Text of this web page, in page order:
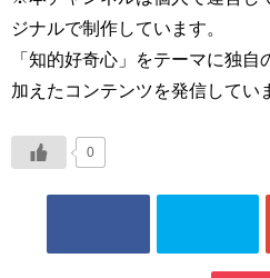
ジナルで制作しています。
「知的好奇心」をテーマに独
加えたコンテンツを発信してい
0